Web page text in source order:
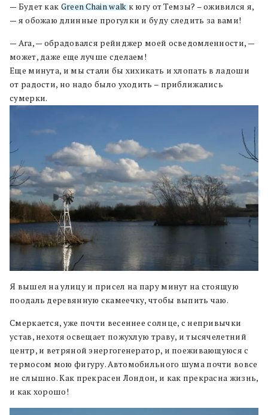
— Будет как Green Chain walkк югу от Темзы? – оживился я,
— я обожаю длинные прогулки и буду следить за вами!
— Ага, — обрадовался рейнджер моей осведомленности, —
может, даже еще лучше сделаем!
Еще минута, и мы стали бы хихикать и хлопать в ладоши
от радости, но надо было уходить – приближались
сумерки.
Я вышел на улицу и присел на пару минут на стоящую
поодаль деревянную скамеечку, чтобы выпить чаю.
Смеркается, уже почти весеннее солнце, с непривычки
устав, нехотя освещает пожухлую траву, и тысячелетний
центр, и ветряной энергогенератор, и поеживающуюся с
термосом мою фигуру. Автомобильного шума почти вовсе
не слышно. Как прекрасен Лондон, и как прекрасна жизнь,
и как хорошо!